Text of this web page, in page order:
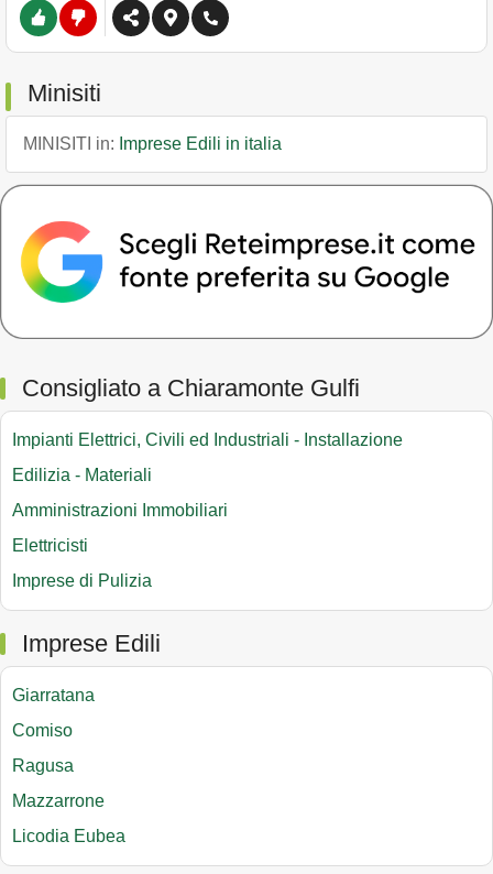
Minisiti
MINISITI in: Imprese Edili in italia
Consigliato a Chiaramonte Gulfi
Impianti Elettrici, Civili ed Industriali - Installazione
Edilizia - Materiali
Amministrazioni Immobiliari
Elettricisti
Imprese di Pulizia
Imprese Edili
Giarratana
Comiso
Ragusa
Mazzarrone
Licodia Eubea